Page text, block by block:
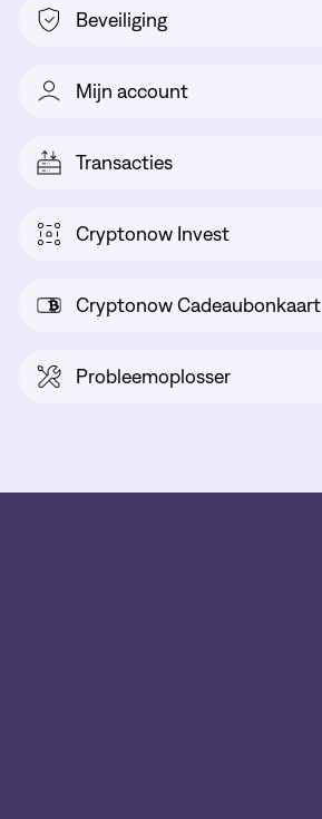
Beveiliging
Mijn account
Transacties
Cryptonow Invest
Cryptonow Cadeaubonkaart
Probleemoplosser